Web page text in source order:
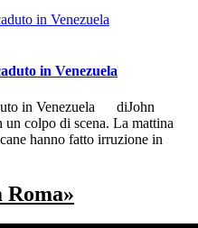
in Venezuela
in Venezuela diJohn
colpo di scena. La mattina
hanno fatto irruzione in
Roma»